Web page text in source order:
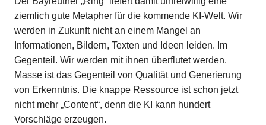
ziemlich gute Metapher für die kommende KI-Welt. Wir
werden in Zukunft nicht an einem Mangel an
Informationen, Bildern, Texten und Ideen leiden. Im
Gegenteil. Wir werden mit ihnen überflutet werden.
Masse ist das Gegenteil von Qualität und Generierung
von Erkenntnis. Die knappe Ressource ist schon jetzt
nicht mehr „Content“, denn die KI kann hundert
Vorschläge erzeugen.